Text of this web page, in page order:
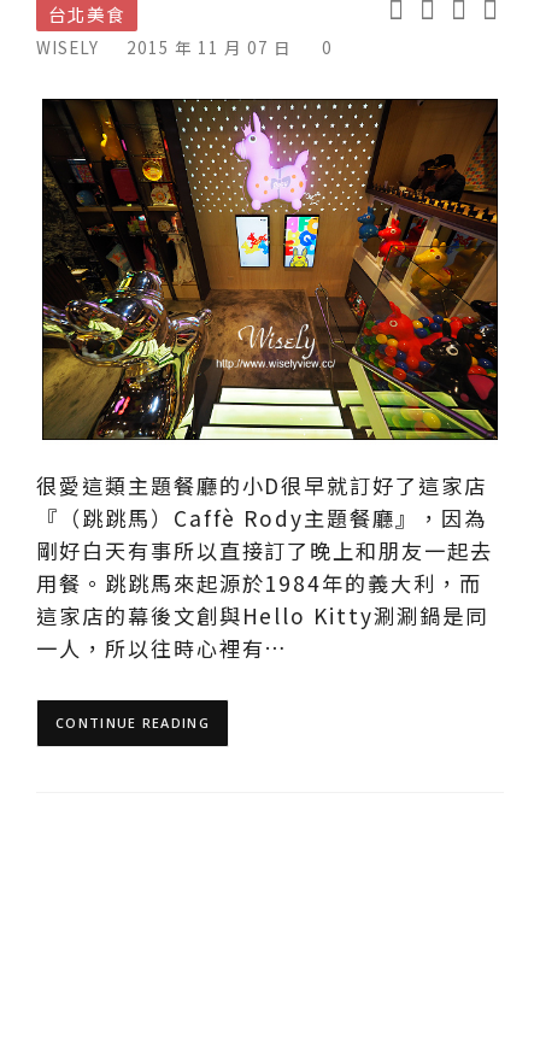
台北美食
WISELY 2015 年 11 月 07 日 0
很愛這類主題餐廳的小D很早就訂好了這家店
『（跳跳馬）Caffè Rody主題餐廳』，因為
剛好白天有事所以直接訂了晚上和朋友一起去
用餐。跳跳馬來起源於1984年的義大利，而
這家店的幕後文創與Hello Kitty涮涮鍋是同
一人，所以往時心裡有…
CONTINUE READING